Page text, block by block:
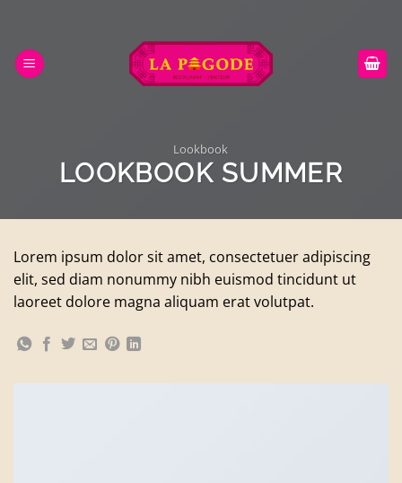
contenu
Lookbook
LOOKBOOK SUMMER
Lorem ipsum dolor sit amet, consectetuer adipiscing
elit, sed diam nonummy nibh euismod tincidunt ut
laoreet dolore magna aliquam erat volutpat.